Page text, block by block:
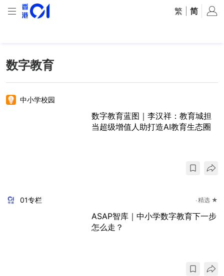
繁 简
数字教育
中小学校园
数字教育蓝图｜李汉祥：教育城担
当超级增值人助打造AI教育生态圈
01专栏 精选 ★
ASAP智库｜中小学数字教育下一步
怎么走？